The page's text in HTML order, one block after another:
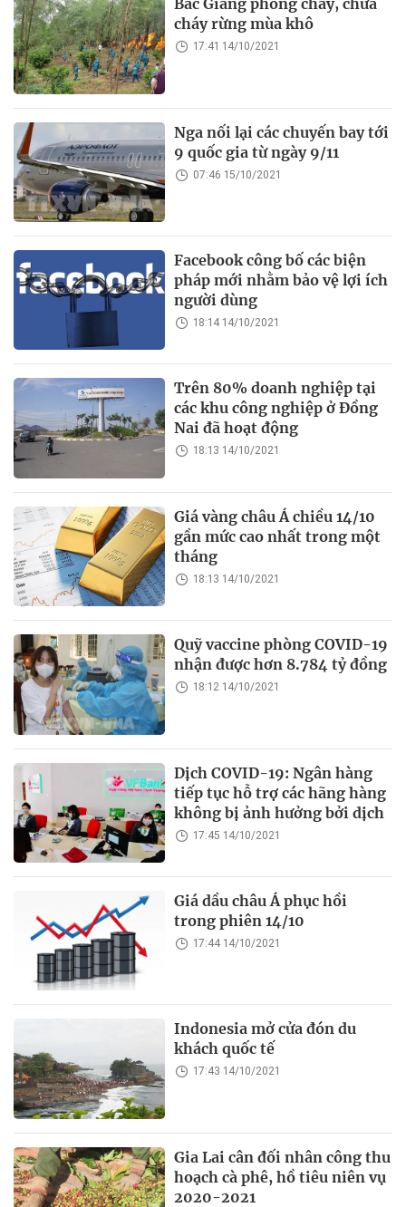
Bắc Giang phòng cháy, chữa
cháy rừng mùa khô
17:41 14/10/2021
Nga nối lại các chuyến bay tới
9 quốc gia từ ngày 9/11
07:46 15/10/2021
Facebook công bố các biện
pháp mới nhằm bảo vệ lợi ích
người dùng
18:14 14/10/2021
Trên 80% doanh nghiệp tại
các khu công nghiệp ở Đồng
Nai đã hoạt động
18:13 14/10/2021
Giá vàng châu Á chiều 14/10
gần mức cao nhất trong một
tháng
18:13 14/10/2021
Quỹ vaccine phòng COVID-19
nhận được hơn 8.784 tỷ đồng
18:12 14/10/2021
Dịch COVID-19: Ngân hàng
tiếp tục hỗ trợ các hãng hàng
không bị ảnh hưởng bởi dịch
17:45 14/10/2021
Giá dầu châu Á phục hồi
trong phiên 14/10
17:44 14/10/2021
Indonesia mở cửa đón du
khách quốc tế
17:43 14/10/2021
Gia Lai cân đối nhân công thu
hoạch cà phê, hồ tiêu niên vụ
2020-2021